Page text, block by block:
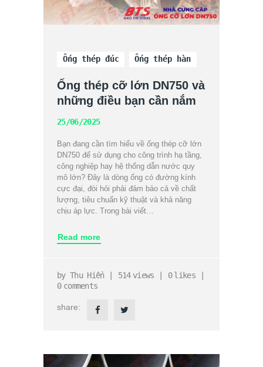
Ống thép đúc Ống thép hàn
Ống thép cỡ lớn DN750 và
những điều bạn cần nắm
25/06/2025
Bạn đang cần tìm hiểu về ống thép cỡ lớn
DN750 để sử dụng cho công trình hạ tầng,
công nghiệp hay hệ thống dẫn nước quy
mô lớn? Đây là dòng ống có đường kính
cực đại, đòi hỏi phải đảm bảo cả về chất
lượng, tiêu chuẩn kỹ thuật và khả năng
chịu áp lực. Trong bài viết…
Read more
byThu Hiền 514 views 0 likes
0 comments
share: